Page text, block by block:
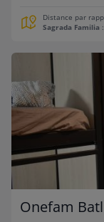
Distance par
Sagrada Familia
Onefam